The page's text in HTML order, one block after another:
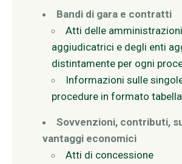
Bandi di gara e contratti
Atti delle amministrazioni
aggiudicatrici e degli enti
distintamente per ogni
Informazioni sulle
procedure in formato
Sovvenzioni, contributi,
vantaggi economici
Atti di concessione